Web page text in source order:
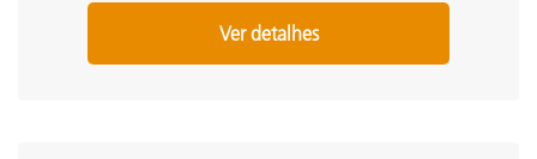
Ver detalhes